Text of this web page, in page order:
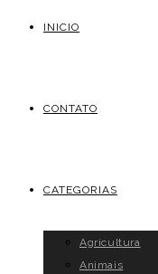
INICIO
CONTATO
CATEGORIAS
Agricultura
Animais